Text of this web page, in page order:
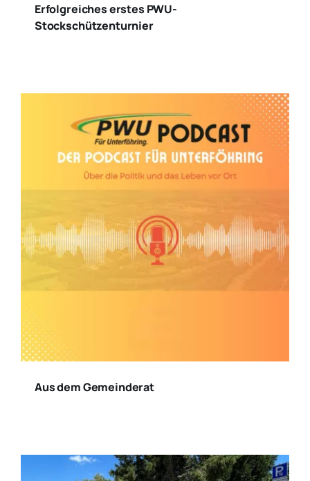
Erfolgreiches erstes PWU-
Stockschützenturnier
Aus dem Gemeinderat